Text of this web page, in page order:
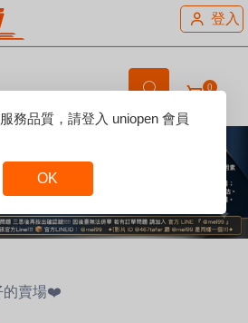
登入
0
的賣場❤️
務品質，請登入 uniopen 會員
OK